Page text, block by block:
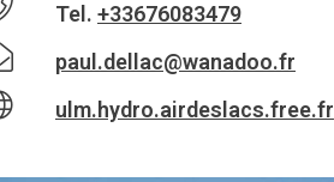
Tel. +33676083479
paul.dellac@wanadoo.fr
ulm.hydro.airdeslacs.free.fr